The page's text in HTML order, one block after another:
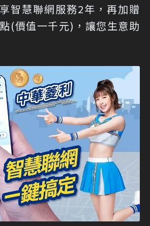
智慧聯網服務2年，再加贈
(價值一千元)，讓您生意助